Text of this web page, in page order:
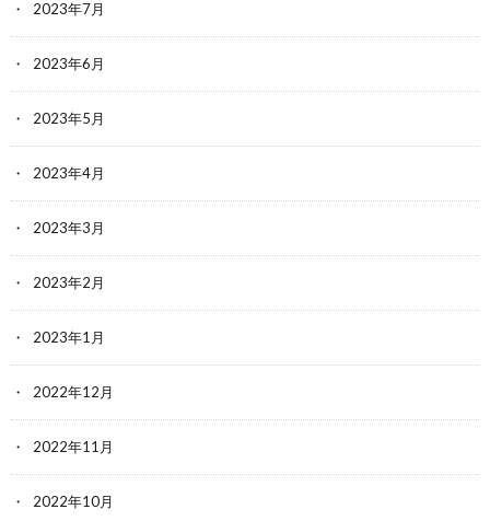
2023年7月
2023年6月
2023年5月
2023年4月
2023年3月
2023年2月
2023年1月
2022年12月
2022年11月
2022年10月